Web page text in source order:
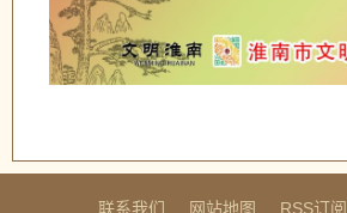
联系我们 网站地图 RSS订阅